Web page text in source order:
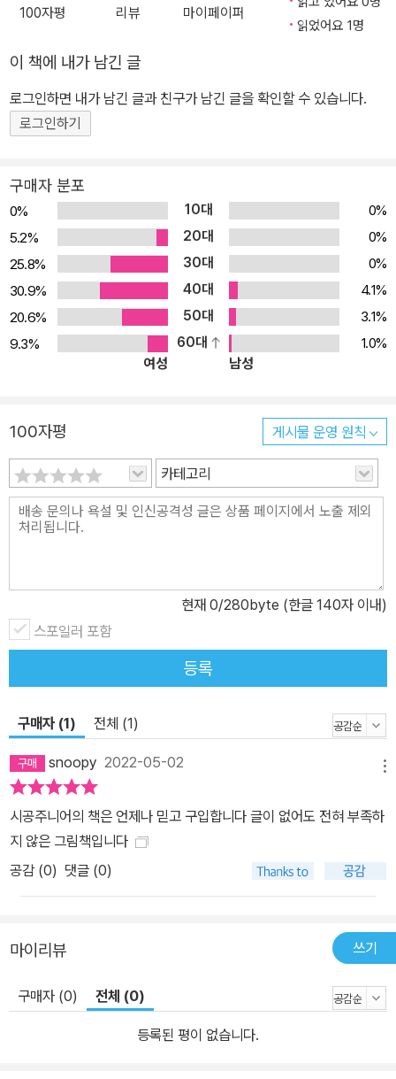
100자평 리뷰 마이페이퍼
읽었어요 1명
이 책에 내가 남긴 글
로그인하면 내가 남긴 글과 친구가 남긴 글을 확인할 수 있습니다.
로그인하기
구매자 분포
0% 10대
0%
5.2%
20대
0%
25.8%
30대
0%
30.9%
40대
4.1%
20.6%
50대
3.1%
9.3%
60대
1.0%
여성
남성
100자평 게시물 운영 원칙
카테고리
현재 0/280byte (한글 140자 이내)
스포일러 포함
등록
구매자 (1) 전체 (1)
snoopy 2022-05-02
시공주니어의 책은 언제나 믿고 구입합니다 글이 없어도 전혀 부족하
지 않은 그림책입니다
공감 (0) 댓글 (0)
마이리뷰 쓰기
구매자 (0) 전체 (0)
등록된 평이 없습니다.